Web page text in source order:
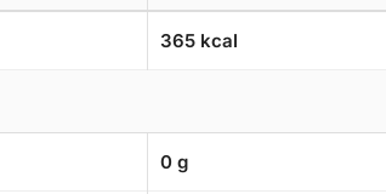
365 kcal
0 g